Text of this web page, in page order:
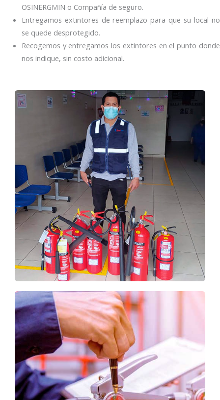
OSINERGMIN o Compañía de seguro.
Entregamos extintores de reemplazo para que su local no
se quede desprotegido.
Recogemos y entregamos los extintores en el punto donde
nos indique, sin costo adicional.